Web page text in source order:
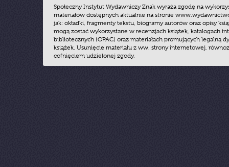
Społeczny Instytut Wydawniczy Znak wyraża zgodę na
materiałów dostępnych aktualnie na stronie
jak: okładki, fragmenty tekstu, biogramy autorów oraz opisy
mogą zostać wykorzystane w recenzjach książek, katalogach
bibliotecznych (OPAC) oraz materiałach promujących legalną
książek. Usunięcie materiału z ww. strony internetowej,
cofnięciem udzielonej zgody.